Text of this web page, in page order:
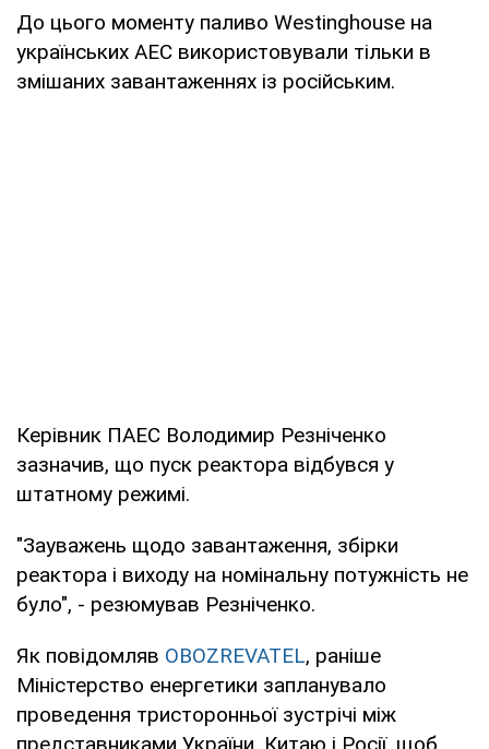
До цього моменту паливо Westinghouse на
українських АЕС використовували тільки в
змішаних завантаженнях із російським.
Керівник ПАЕС Володимир Резніченко
зазначив, що пуск реактора відбувся у
штатному режимі.
"Зауважень щодо завантаження, збірки
реактора і виходу на номінальну потужність не
було", - резюмував Резніченко.
Як повідомляв OBOZREVATEL, раніше
Міністерство енергетики запланувало
проведення тристоронньої зустрічі між
представниками України, Китаю і Росії, щоб